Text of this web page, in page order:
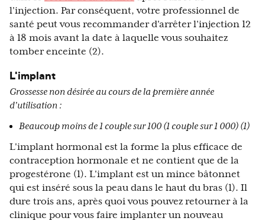
l'injection. Par conséquent, votre professionnel de
santé peut vous recommander d'arrêter l'injection 12
à 18 mois avant la date à laquelle vous souhaitez
tomber enceinte (2).
L'implant
Grossesse non désirée au cours de la première année
d'utilisation :
Beaucoup moins de 1 couple sur 100 (1 couple sur 1 000) (1)
L'implant hormonal est la forme la plus efficace de
contraception hormonale et ne contient que de la
progestérone (1). L'implant est un mince bâtonnet
qui est inséré sous la peau dans le haut du bras (1). Il
dure trois ans, après quoi vous pouvez retourner à la
clinique pour vous faire implanter un nouveau